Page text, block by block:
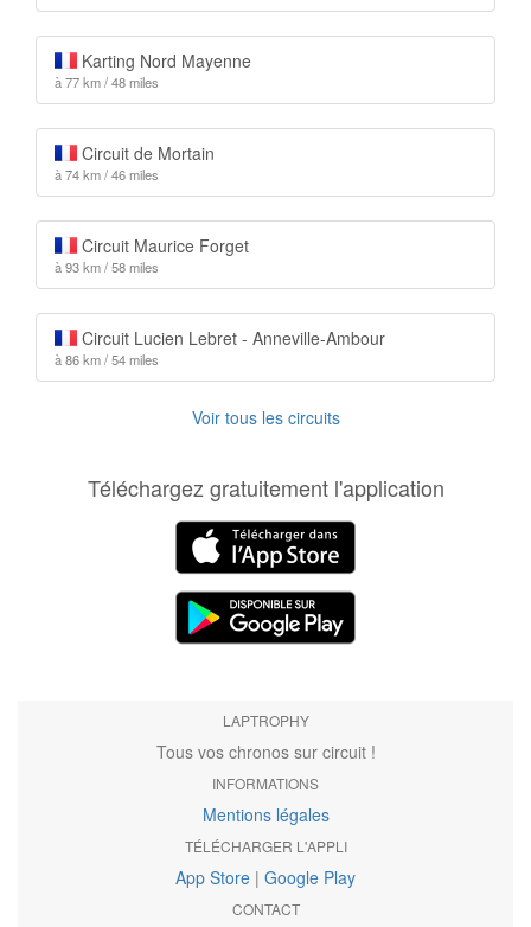
Karting Nord Mayenne
à 77 km / 48 miles
Circuit de Mortain
à 74 km / 46 miles
Circuit Maurice Forget
à 93 km / 58 miles
Circuit Lucien Lebret - Anneville-Ambour
à 86 km / 54 miles
Voir tous les circuits
Téléchargez gratuitement l'application
LAPTROPHY
Tous vos chronos sur circuit !
INFORMATIONS
Mentions légales
TÉLÉCHARGER L'APPLI
App Store | Google Play
CONTACT